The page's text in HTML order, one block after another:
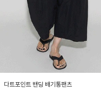
다트포인트 밴딩 배기통팬츠